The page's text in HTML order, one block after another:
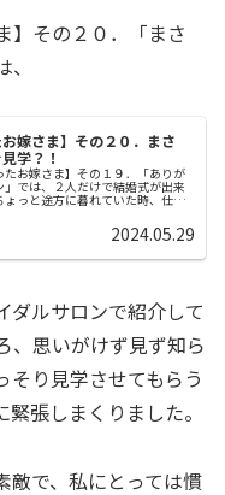
】その２０．「まさ
お嫁さま】その２０．まさ
学？！
お嫁さま】その１９．「ありが
」では、２人だけで結婚式が出来
っと途方に暮れていた時、仕事
2024.05.29
ダルサロンで紹介して
、思いがけず見ず知ら
そり見学させてもらう
張しまくりました。
敵で、私にとっては慣